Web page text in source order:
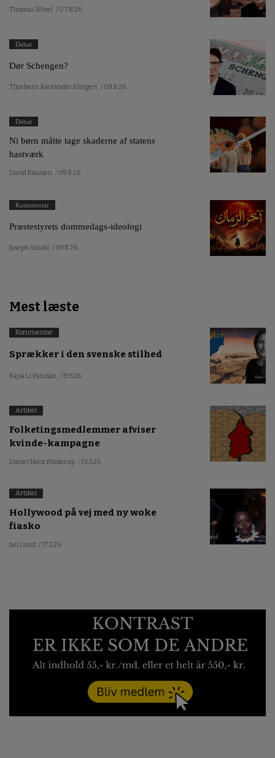
Thomas Wivel / 07.8.26
Debat
Dør Schengen?
Thorbern Alexander Klingert / 09.8.26
Debat
Ni børn måtte tage skaderne af statens
hastværk
David Klausen / 09.8.26
Kommentar
Præstestyrets dommedags-ideologi
Joseph Sinaki / 09.8.26
Mest læste
Kommentar
Sprækker i den svenske stilhed
Kajsa Li Paludan / 19.5.26
Artikel
Folketingsmedlemmer afviser
kvinde-kampagne
Daniel Holst Pinderup / 13.5.26
Artikel
Hollywood på vej med ny woke
fiasko
Jan Lund / 17.5.26